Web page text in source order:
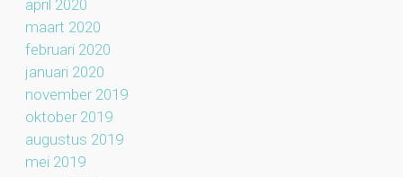
april 2020
maart 2020
februari 2020
januari 2020
november 2019
oktober 2019
augustus 2019
mei 2019